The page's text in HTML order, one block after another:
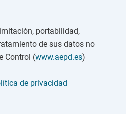
portabilidad,
de sus datos no
Control (www.aepd.es)
de privacidad